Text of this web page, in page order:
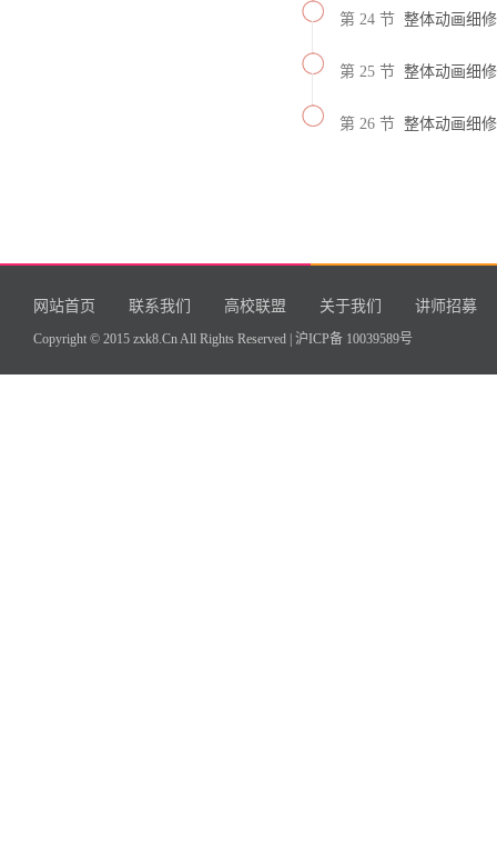
第 24 节 整体动画细
第 25 节 整体动画细
第 26 节 整体动画细
网站首页 联系我们 高校联盟 关于我们 讲师招募
Copyright © 2015 zxk8.Cn All Rights Reserved | 沪ICP备 10039589号